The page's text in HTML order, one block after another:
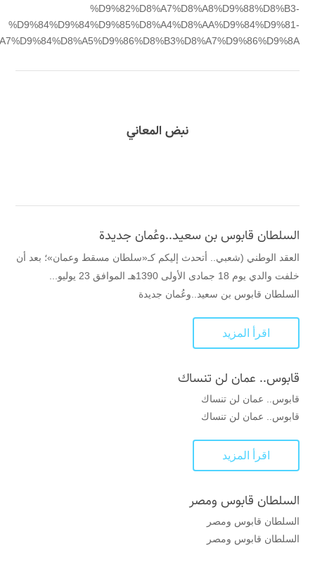
%D9%82%D8%A7%D8%A8%D9%88%D8%B3-
%D9%84%D9%84%D9%85%D8%A4%D8%AA%D9%84%D9%81-
نبض المعاني
السلطان قابوس بن سعيد..وعُمان جديدة
العقد الوطني (شعبي.. أتحدث إليكم كـ«سلطان مسقط وعمان»؛ بعد أن
خلفت والدي يوم 18 جمادى الأولى 1390هـ الموافق 23 يوليو...
السلطان قابوس بن سعيد..وعُمان جديدة
اقرأ المزيد
قابوس.. عمان لن تنساك
قابوس.. عمان لن تنساك
قابوس.. عمان لن تنساك
اقرأ المزيد
السلطان قابوس ومصر
السلطان قابوس ومصر
السلطان قابوس ومصر